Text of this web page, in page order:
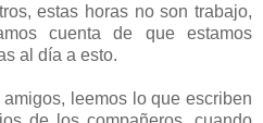
estas horas no son trabajo,
cuenta de que estamos
al día a esto.
leemos lo que escriben